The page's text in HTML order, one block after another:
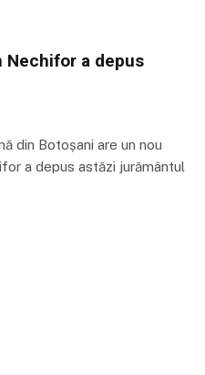
Nechifor a depus
din Botoșani are un nou
a depus astăzi jurământul